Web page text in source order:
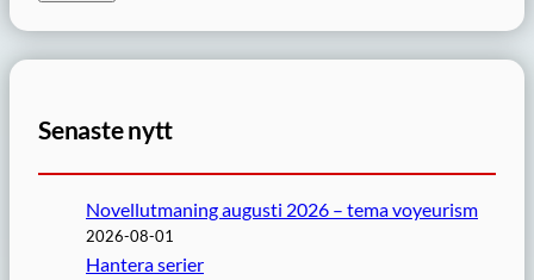
Senaste nytt
Novellutmaning augusti 2026 – tema voyeurism
2026-08-01
Hantera serier